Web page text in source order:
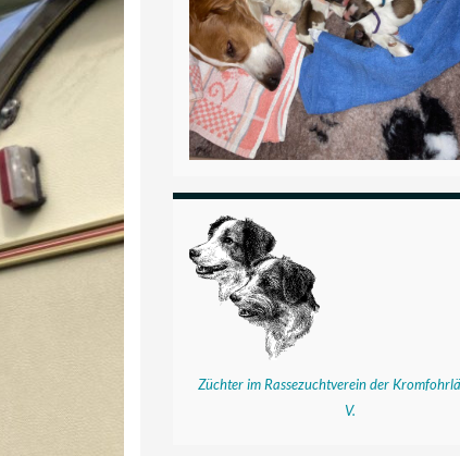
Züchter im Rassezuchtverein der
V.